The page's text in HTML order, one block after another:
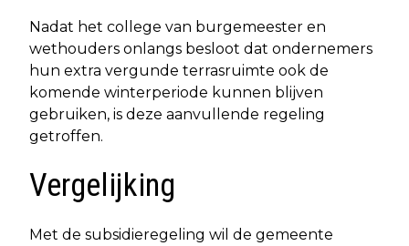
Nadat het college van burgemeester en
wethouders onlangs besloot dat ondernemers
hun extra vergunde terrasruimte ook de
komende winterperiode kunnen blijven
gebruiken, is deze aanvullende regeling
getroffen.
Vergelijking
Met de subsidieregeling wil de gemeente